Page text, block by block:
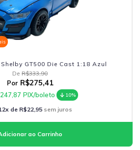
GT500 Die Cast 1:18 Azul
De R$333,90
Por R$275,41
PIX/boleto 10%
x de R$22,95 sem juros